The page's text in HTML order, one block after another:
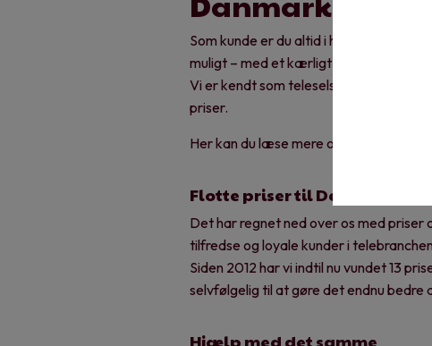
Som kunde er du altid i højsædet hos
muligt – med et kærligt glimt i øjet 😊.
Vi er kendt som teleselskabet med
priser.
Her kan du læse mere om CBB
Flotte priser til De Små Priser
Det har regnet ned over os med priser
tilfredse og loyale kunder i
Siden 2012 har vi indtil nu vundet 13
selvfølgelig til at gøre det endnu bedre
Hjælp med det samme